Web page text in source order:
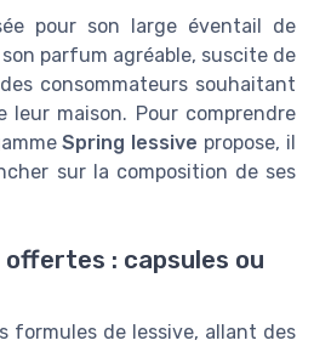
pour son large éventail de
parfum agréable, suscite de
consommateurs souhaitant
leur maison. Pour comprendre
Spring lessive propose, il
sur la composition de ses
: capsules ou
formules de lessive, allant des